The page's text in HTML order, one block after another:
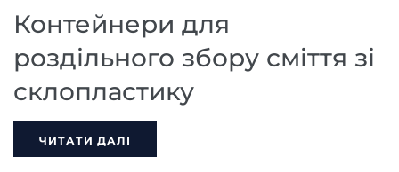
Контейнери для
роздільного збору сміття зі
склопластику
ЧИТАТИ ДАЛІ